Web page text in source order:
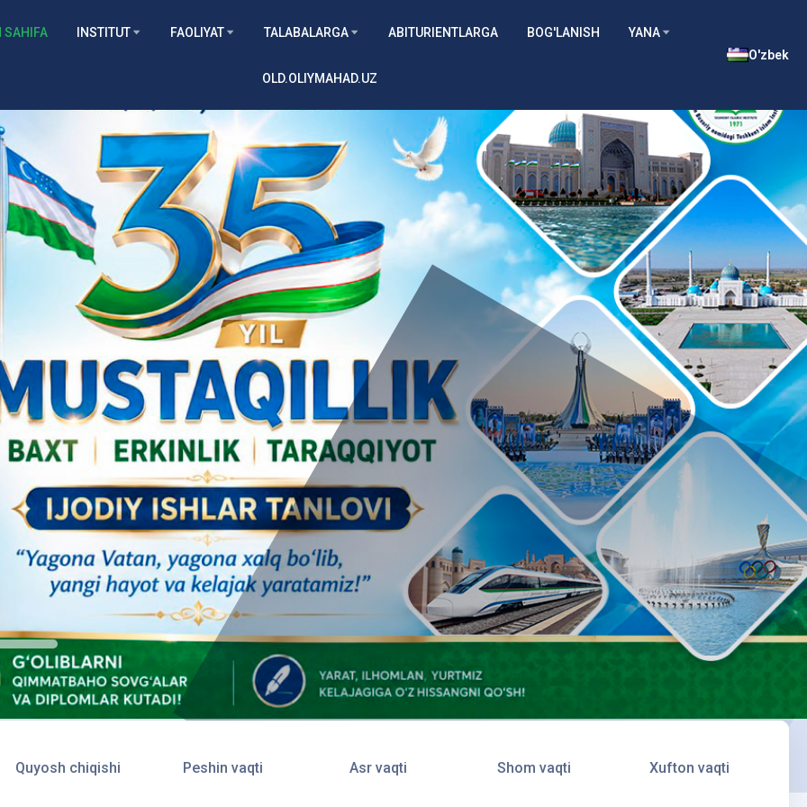
SAHIFA INSTITUT FAOLIYAT TALABALARGA ABITURIENTLARGA BOG'LANISH YANA
OLD.OLIYMAHAD.UZ
O'zbek
Quyosh chiqishi Peshin vaqti Asr vaqti Shom vaqti Xufton vaqti